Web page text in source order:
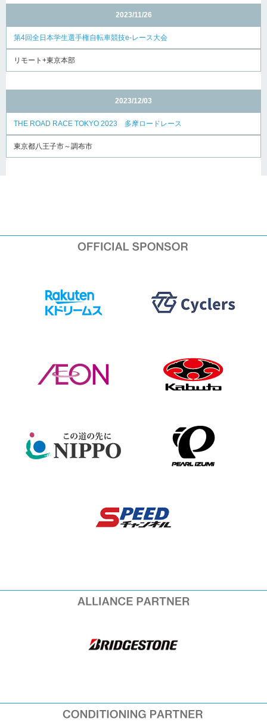
2023/11/26
第4回全日本学生選手権自転車競技e-レース大会
リモート+東京本部
2023/12/03
THE ROAD RACE TOKYO 2023 多摩ロードレース
東京都八王子市～調布市